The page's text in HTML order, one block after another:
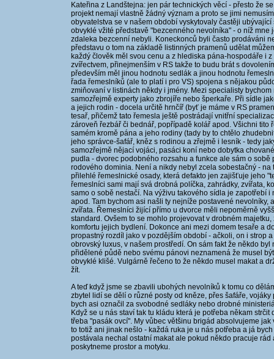
Kateřina z Landštejna: jen pár technických věcí - přesto že
projekt nemají vlastně žádný význam a proto se jimi
obyvatelstva se v našem období vyskytovaly častěji
obvyklé vžité představě "bezcenného nevolníka" - o níž
zdaleka bezcenní nebyli. Koneckonců byli často prodáváni
představu o tom na základě listinných pramenů udělat
každý člověk měl svou cenu a z hlediska pána-hospodáře i
zvířectvem, přinejmenším v RS takže to budu brát s
především měl jinou hodnotu sedlák a jinou hodnotu
řada řemeslníků (ale to platí i pro VS) spojena s nějakou
zmiňovaní v listinách někdy i jmény. Mezi specialisty
samozřejmě experty jako zbrojíře nebo šperkaře. Při sídle
a jejich rodin - docela určitě hrnčíř (byť je máme v RS
tesař, přičemž tato řemesla ještě postrádají vnitřní
zároveň řezbář či bednář, popřípadě kolář apod. Všichni tito
samém kromě pána a jeho rodiny (tady by to chtělo
jeho správce-šafář, kněz s rodinou a zřejmě i lesník - tedy
samozřejmě nějací vojáci, pasáci koní nebo dobytka
pudla - dvorec podobného rozsahu a funkce ale sám o
rodového dominia. Není a nikdy nebyl zcela sobestačný -
přilehlé řemeslnické osady, která defakto jen zajišťuje jeho
řemeslníci sami mají svá drobná políčka, zahrádky, zvířata,
samo o sobě nestačí. Na výživu takového sídla je zapotřebí
apod. Tam bychom asi našli ty nejníže postavené
zvířata. Řemeslníci žijící přímo u dvorce měli nepoměrně
standard. Ovšem to se mohlo projevovat v drobném
komfortu jejich bydlení. Dokonce ani mezi domem tesaře a
propastný rozdíl jako v pozdějším období - ačkoli, on i strop
obrovský luxus, v našem prostředí. On sám fakt že někdo
přidělené půdě nebo svému pánovi neznamená že musel
obvyklé klišé. Vulgárně řečeno to že někdo musel makat a
žít.
A teď když jsme se zbavili ubohých nevolníků k tomu co
zbytel lidí se dělí o různé posty od kněze, přes šafáře,
bych asi označil za svobodné sedláky nebo drobné
Když se u nás staví tak tu kládu která je potřeba někam
třeba "pasák ovcí". My vůbec většinu brigád absolvujeme
to totiž ani jinak nešlo - každá ruka je u nás potřeba a já
postávala nechal ostatní makat ale pokud někdo pracuje
poskytneme prostor a motyku.